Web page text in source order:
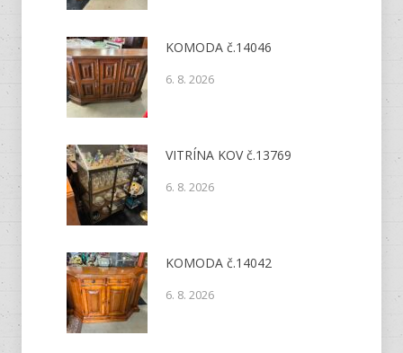
KOMODA č.14046
6. 8. 2026
VITRÍNA KOV č.13769
6. 8. 2026
KOMODA č.14042
6. 8. 2026